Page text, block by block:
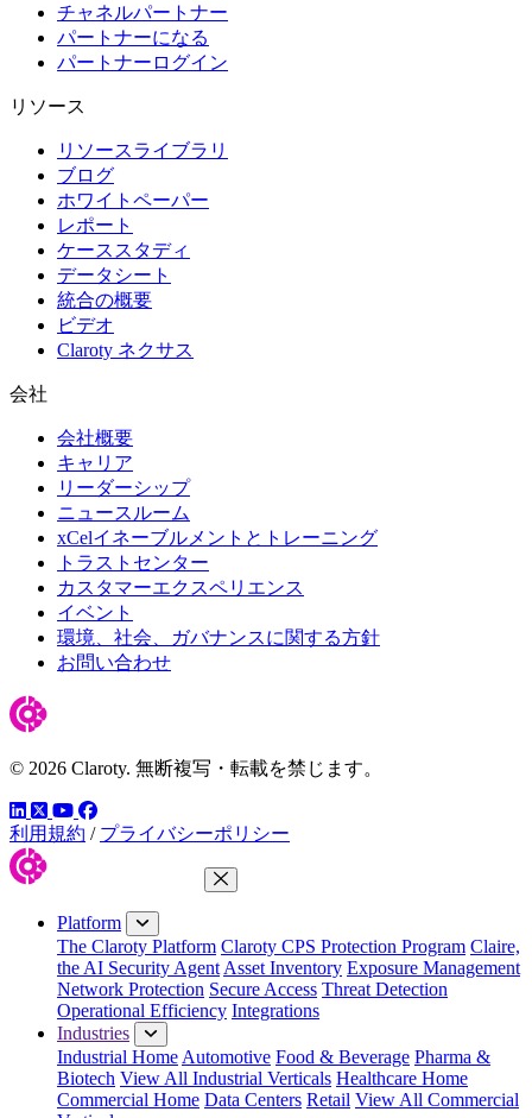
チャネルパートナー
パートナーになる
パートナーログイン
リソース
リソースライブラリ
ブログ
ホワイトペーパー
レポート
ケーススタディ
データシート
統合の概要
ビデオ
Claroty ネクサス
会社
会社概要
キャリア
リーダーシップ
ニュースルーム
xCelイネーブルメントとトレーニング
トラストセンター
カスタマーエクスペリエンス
イベント
環境、社会、ガバナンスに関する方針
お問い合わせ
© 2026 Claroty. 無断複写・転載を禁じます。
LinkedIn
ツイッター
YouTube
Facebook
利用規約 / プライバシーポリシー
Close Menu
Platform
The Claroty Platform Claroty CPS Protection Program Claire,
the AI Security Agent Asset Inventory Exposure Management
Network Protection Secure Access Threat Detection
Operational Efficiency Integrations
Industries
Industrial Home Automotive Food & Beverage Pharma &
Biotech View All Industrial Verticals Healthcare Home
Commercial Home Data Centers Retail View All Commercial